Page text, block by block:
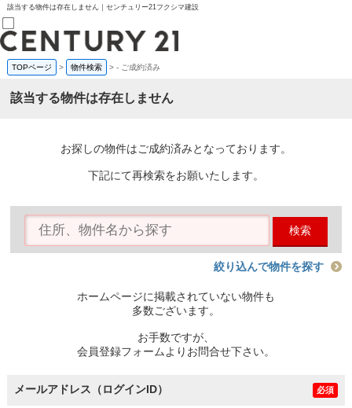
該当する物件は存在しません｜センチュリー21フクシマ建設
売買部
0120-800-844
賃貸部
会員メニュー
物件を探す
購入TOP
条件から探す
住宅ローン控除シミュレータ
TOPページ > 物件検索 >- ご成約済み
該当する物件は存在しません
お探しの物件はご成約済みとなっております。
下記にて再検索をお願いたします。
検索
絞り込んで物件を探す
ホームページに掲載されていない物件も
多数ございます。
お手数ですが、
会員登録フォームよりお問合せ下さい。
メールアドレス（ログインID） 必須